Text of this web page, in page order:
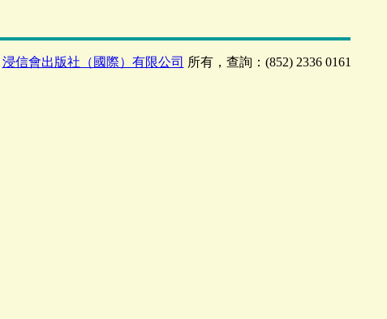
浸信會出版社（國際）有限公司 所有，查詢：(852) 2336 0161